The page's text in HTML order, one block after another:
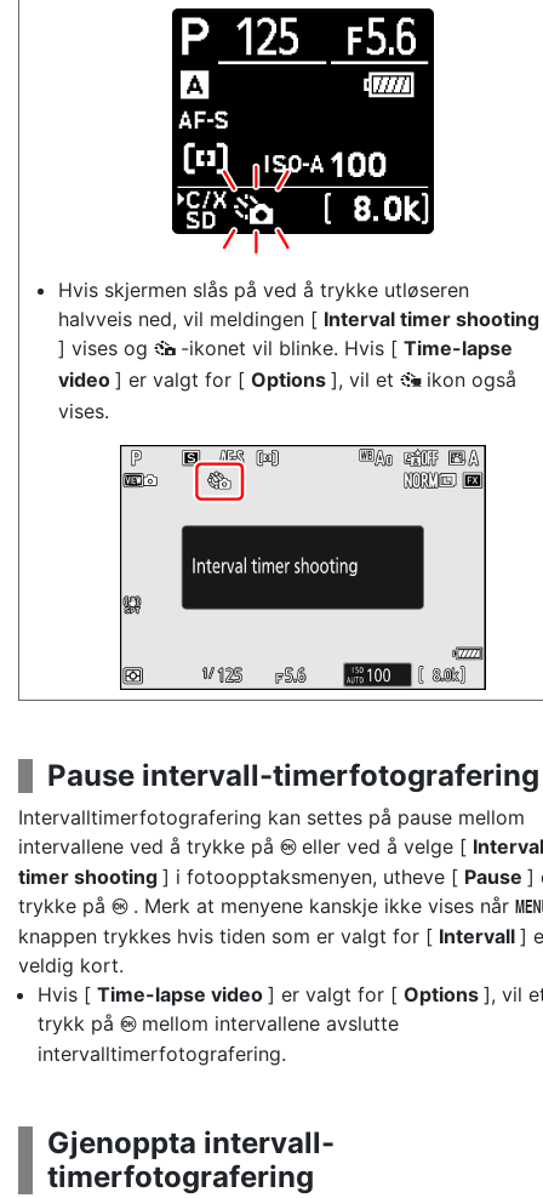
Hvis skjermen slås på ved å trykke utløseren
halvveis ned, vil meldingen [ Interval timer shooting
] vises og 7 -ikonet vil blinke. Hvis [ Time-lapse
video ] er valgt for [ Options ], vil et 8 ikon også
vises.
Pause intervall-timerfotografering
Intervalltimerfotografering kan settes på pause mellom
intervallene ved å trykke på J eller ved å velge [ Interval
timer shooting ] i fotoopptaksmenyen, utheve [ Pause ]
trykke på J . Merk at menyene kanskje ikke vises når
knappen trykkes hvis tiden som er valgt for [ Intervall ]
veldig kort.
Hvis [ Time-lapse video ] er valgt for [ Options ], vil
trykk på J mellom intervallene avslutte
intervalltimerfotografering.
Gjenoppta intervall-
timerfotografering